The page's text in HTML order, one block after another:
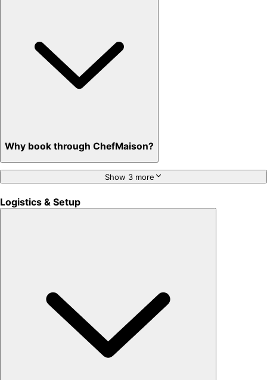
Why book through ChefMaison?
Show 3 more
Logistics & Setup